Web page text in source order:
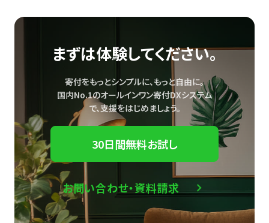
まずは体験してください。
寄付をもっとシンプルに、もっと自由に。
国内No.1のオールインワン寄付DXシステム
で、支援をはじめましょう。
30日間無料お試し
お問い合わせ・資料請求